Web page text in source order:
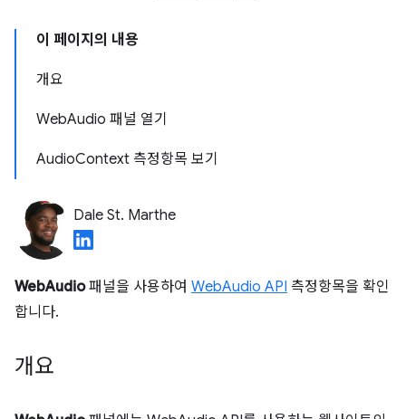
이 페이지의 내용
개요
WebAudio 패널 열기
AudioContext 측정항목 보기
Dale St. Marthe
WebAudio패널을 사용하여 WebAudio API 측정항목을 확인
합니다.
개요